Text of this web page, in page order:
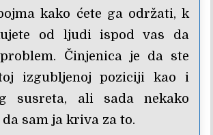
kako ćete ga održati, k
od ljudi ispod vas da
Činjenica je da ste
izgubljenoj poziciji kao i
susreta, ali sada nekako
sam ja kriva za to.